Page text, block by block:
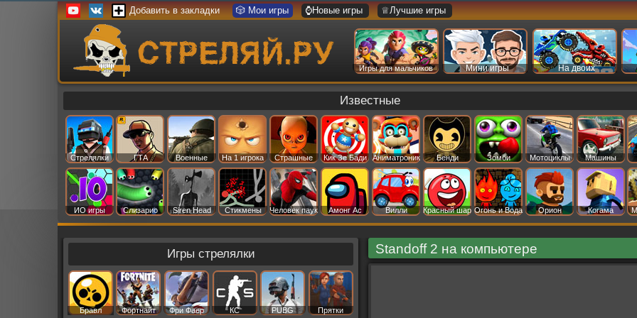
Добавить в закладки 🎲 Мои игры ⌚Новые игры ♕Лучшие игры
Игры для мальчиков Мини игры На двоих
Известные
Стрелялки ГТА Военные На 1 игрока Страшные Кик Зе Бади Аниматроник Бенди Зомби Мотоциклы Машины
ИО игры Слизарио Siren Head Стикмены Человек паук Амонг Ас Вилли Красный шар Огонь и Вода Орион Когама
Standoff 2 на компьютере
Игры стрелялки
Бравл
Фортнайт Фри Фаер КС PUBG Прятки